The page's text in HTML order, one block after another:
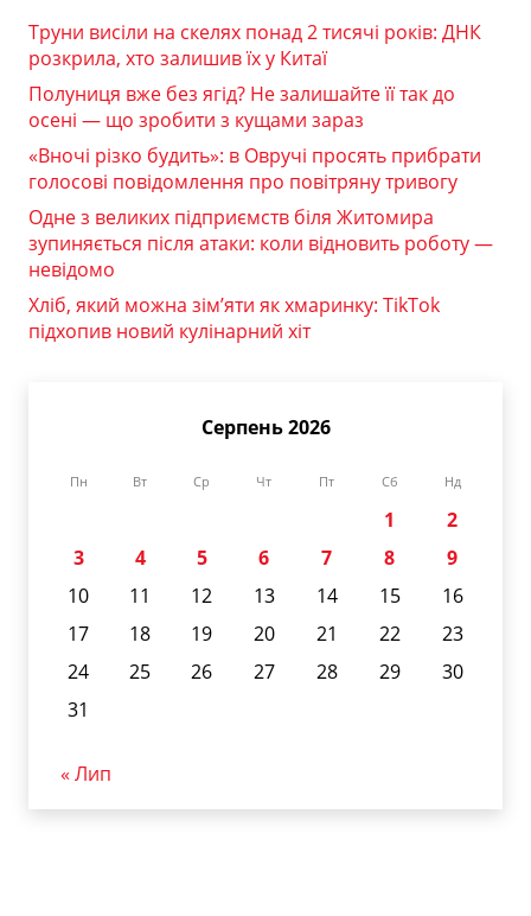
Труни висіли на скелях понад 2 тисячі років: ДНК
розкрила, хто залишив їх у Китаї
Полуниця вже без ягід? Не залишайте її так до
осені — що зробити з кущами зараз
«Вночі різко будить»: в Овручі просять прибрати
голосові повідомлення про повітряну тривогу
Одне з великих підприємств біля Житомира
зупиняється після атаки: коли відновить роботу —
невідомо
Хліб, який можна зім’яти як хмаринку: TikTok
підхопив новий кулінарний хіт
Серпень 2026
Пн Вт Ср Чт Пт Сб Нд
1
2
3
4 5 6 7 8
9
10
11 12 13 14 15
16
17
18 19 20 21 22
23
24
25 26 27 28 29
30
31
« Лип